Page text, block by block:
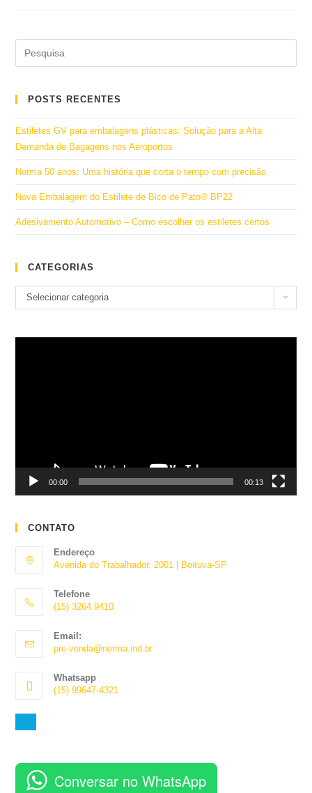
POSTS RECENTES
Estiletes GV para embalagens plásticas: Solução para a Alta
Demanda de Bagagens nos Aeroportos
Norma 50 anos: Uma história que corta o tempo com precisão
Nova Embalagem do Estilete de Bico de Pato® BP22
Adesivamento Automotivo – Como escolher os estiletes certos
CATEGORIAS
Categorias
Selecionar categoria
00:00 00:13
CONTATO
Endereço
Avenida do Trabalhador, 2001 | Boituva-SP
Telefone
(15) 3264.9410
em
seu
Email:
pre-venda@norma.ind.brAbre
Whatsapp
(15) 99647-4321
aplicativo
Conversar no WhatsApp